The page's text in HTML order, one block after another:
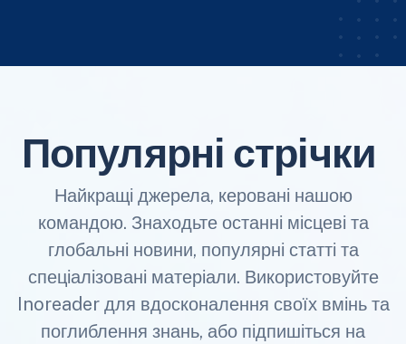
Популярні стрічки
Найкращі джерела, керовані нашою
командою. Знаходьте останні місцеві та
глобальні новини, популярні статті та
спеціалізовані матеріали. Використовуйте
Inoreader для вдосконалення своїх вмінь та
поглиблення знань, або підпишіться на